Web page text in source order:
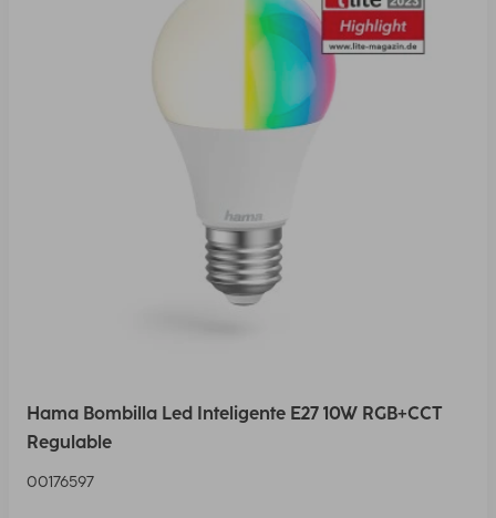
Hama Bombilla Led Inteligente E27 10W RGB+CCT
Regulable
00176597